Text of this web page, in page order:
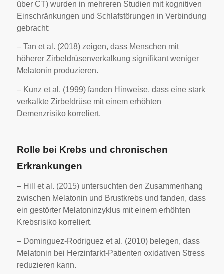
über CT) wurden in mehreren Studien mit kognitiven
Einschränkungen und Schlafstörungen in Verbindung
gebracht:
– Tan et al. (2018) zeigen, dass Menschen mit
höherer Zirbeldrüsenverkalkung signifikant weniger
Melatonin produzieren.
– Kunz et al. (1999) fanden Hinweise, dass eine stark
verkalkte Zirbeldrüse mit einem erhöhten
Demenzrisiko korreliert.
Rolle bei Krebs und chronischen
Erkrankungen
– Hill et al. (2015) untersuchten den Zusammenhang
zwischen Melatonin und Brustkrebs und fanden, dass
ein gestörter Melatoninzyklus mit einem erhöhten
Krebsrisiko korreliert.
– Dominguez-Rodriguez et al. (2010) belegen, dass
Melatonin bei Herzinfarkt-Patienten oxidativen Stress
reduzieren kann.